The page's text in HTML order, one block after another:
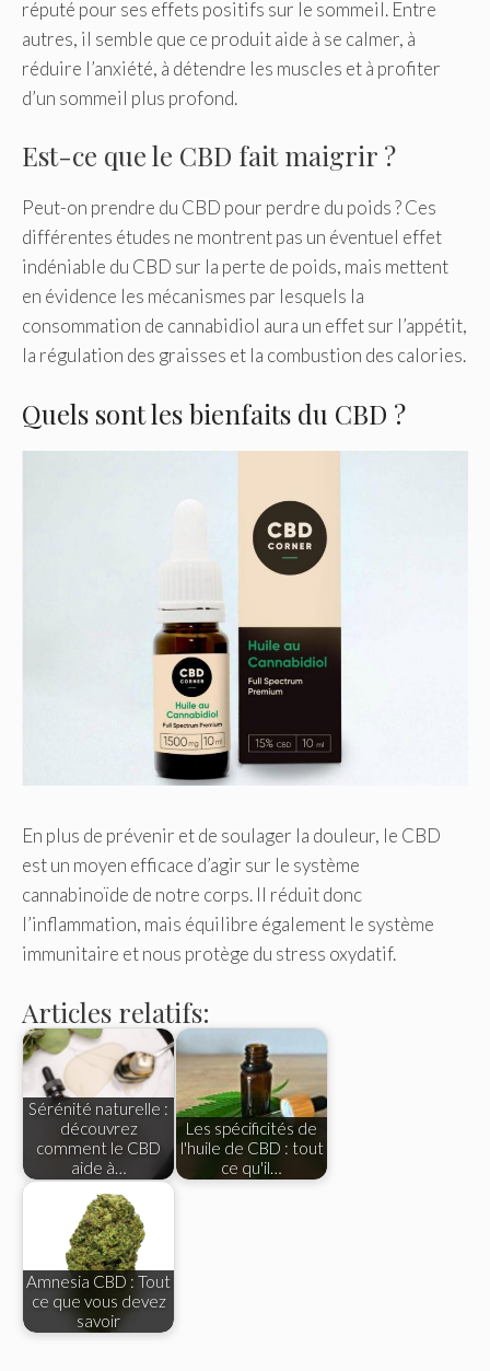
réputé pour ses effets positifs sur le sommeil. Entre
autres, il semble que ce produit aide à se calmer, à
réduire l’anxiété, à détendre les muscles et à profiter
d’un sommeil plus profond.
Est-ce que le CBD fait maigrir ?
Peut-on prendre du CBD pour perdre du poids ? Ces
différentes études ne montrent pas un éventuel effet
indéniable du CBD sur la perte de poids, mais mettent
en évidence les mécanismes par lesquels la
consommation de cannabidiol aura un effet sur l’appétit,
la régulation des graisses et la combustion des calories.
Quels sont les bienfaits du CBD ?
En plus de prévenir et de soulager la douleur, le CBD
est un moyen efficace d’agir sur le système
cannabinoïde de notre corps. Il réduit donc
l’inflammation, mais équilibre également le système
immunitaire et nous protège du stress oxydatif.
Articles relatifs:
Sérénité naturelle :
découvrez
comment le CBD
aide à…
Les spécificités de
l'huile de CBD : tout
ce qu'il…
Amnesia CBD : Tout
ce que vous devez
savoir